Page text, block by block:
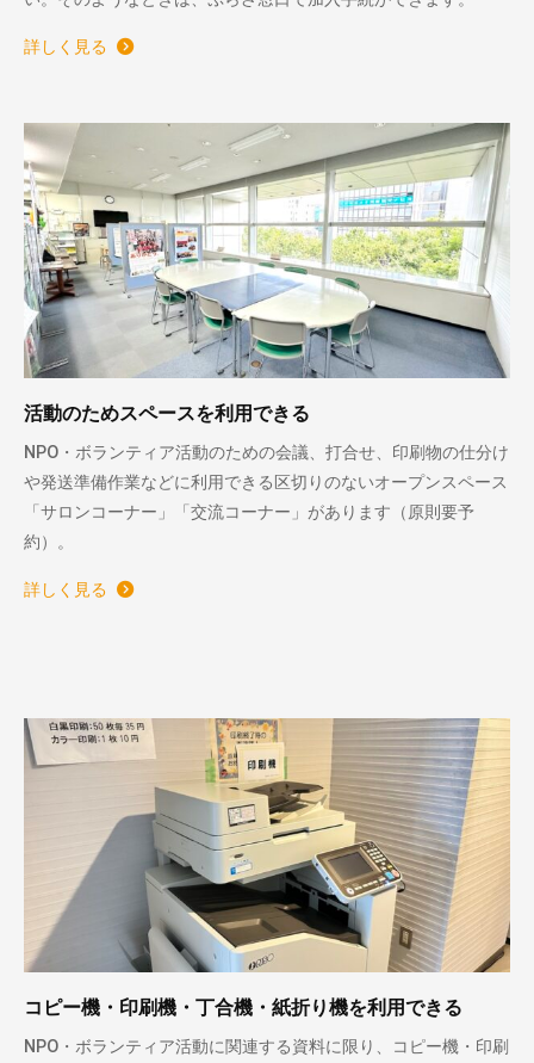
詳しく見る
活動のためスペースを利用できる
NPO・ボランティア活動のための会議、打合せ、印刷物の仕分け
や発送準備作業などに利用できる区切りのないオープンスペース
「サロンコーナー」「交流コーナー」があります（原則要予
約）。
詳しく見る
コピー機・印刷機・丁合機・紙折り機を利用できる
NPO・ボランティア活動に関連する資料に限り、コピー機・印刷